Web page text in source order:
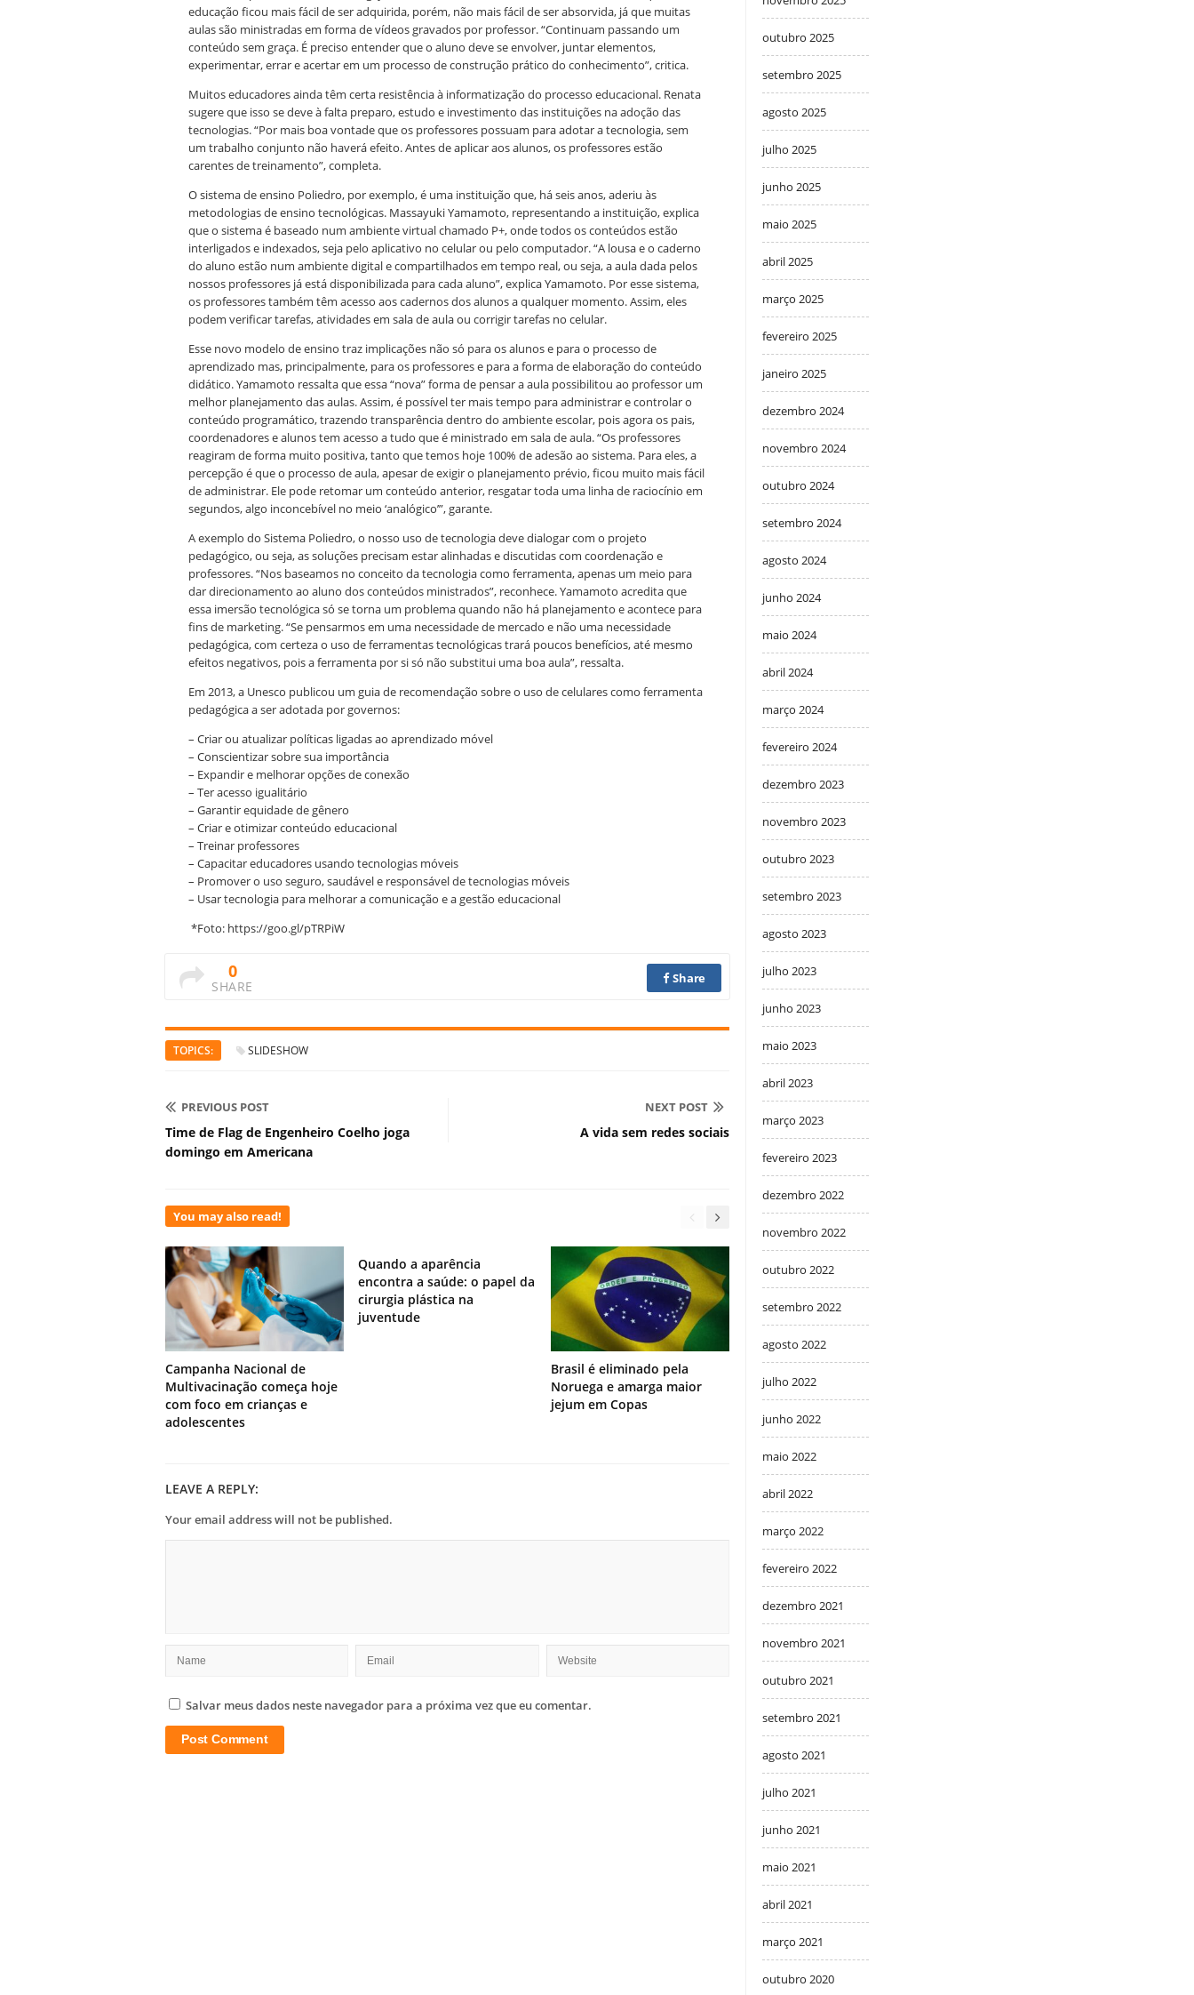
educação ficou mais fácil de ser adquirida, porém, não mais fácil de ser absorvida, já que muitas
aulas são ministradas em forma de vídeos gravados por professor. “Continuam passando um
conteúdo sem graça. É preciso entender que o aluno deve se envolver, juntar elementos,
experimentar, errar e acertar em um processo de construção prático do conhecimento”, critica.
Muitos educadores ainda têm certa resistência à informatização do processo educacional. Renata
sugere que isso se deve à falta preparo, estudo e investimento das instituições na adoção das
tecnologias. “Por mais boa vontade que os professores possuam para adotar a tecnologia, sem
um trabalho conjunto não haverá efeito. Antes de aplicar aos alunos, os professores estão
carentes de treinamento”, completa.
O sistema de ensino Poliedro, por exemplo, é uma instituição que, há seis anos, aderiu às
metodologias de ensino tecnológicas. Massayuki Yamamoto, representando a instituição, explica
que o sistema é baseado num ambiente virtual chamado P+, onde todos os conteúdos estão
interligados e indexados, seja pelo aplicativo no celular ou pelo computador. “A lousa e o caderno
do aluno estão num ambiente digital e compartilhados em tempo real, ou seja, a aula dada pelos
nossos professores já está disponibilizada para cada aluno”, explica Yamamoto. Por esse sistema,
os professores também têm acesso aos cadernos dos alunos a qualquer momento. Assim, eles
podem verificar tarefas, atividades em sala de aula ou corrigir tarefas no celular.
Esse novo modelo de ensino traz implicações não só para os alunos e para o processo de
aprendizado mas, principalmente, para os professores e para a forma de elaboração do conteúdo
didático. Yamamoto ressalta que essa “nova” forma de pensar a aula possibilitou ao professor um
melhor planejamento das aulas. Assim, é possível ter mais tempo para administrar e controlar o
conteúdo programático, trazendo transparência dentro do ambiente escolar, pois agora os pais,
coordenadores e alunos tem acesso a tudo que é ministrado em sala de aula. “Os professores
reagiram de forma muito positiva, tanto que temos hoje 100% de adesão ao sistema. Para eles, a
percepção é que o processo de aula, apesar de exigir o planejamento prévio, ficou muito mais fácil
de administrar. Ele pode retomar um conteúdo anterior, resgatar toda uma linha de raciocínio em
segundos, algo inconcebível no meio ‘analógico’”, garante.
A exemplo do Sistema Poliedro, o nosso uso de tecnologia deve dialogar com o projeto
pedagógico, ou seja, as soluções precisam estar alinhadas e discutidas com coordenação e
professores. “Nos baseamos no conceito da tecnologia como ferramenta, apenas um meio para
dar direcionamento ao aluno dos conteúdos ministrados”, reconhece. Yamamoto acredita que
essa imersão tecnológica só se torna um problema quando não há planejamento e acontece para
fins de marketing. “Se pensarmos em uma necessidade de mercado e não uma necessidade
pedagógica, com certeza o uso de ferramentas tecnológicas trará poucos benefícios, até mesmo
efeitos negativos, pois a ferramenta por si só não substitui uma boa aula”, ressalta.
Em 2013, a Unesco publicou um guia de recomendação sobre o uso de celulares como ferramenta
pedagógica a ser adotada por governos:
– Criar ou atualizar políticas ligadas ao aprendizado móvel
– Conscientizar sobre sua importância
– Expandir e melhorar opções de conexão
– Ter acesso igualitário
– Garantir equidade de gênero
– Criar e otimizar conteúdo educacional
– Treinar professores
– Capacitar educadores usando tecnologias móveis
– Promover o uso seguro, saudável e responsável de tecnologias móveis
– Usar tecnologia para melhorar a comunicação e a gestão educacional
*Foto: https://goo.gl/pTRPiW
0
SHARE
Share
TOPICS: SLIDESHOW
PREVIOUS POST
Time de Flag de Engenheiro Coelho joga
domingo em Americana
NEXT POST
A vida sem redes sociais
You may also read!
Campanha Nacional de
Multivacinação começa hoje
com foco em crianças e
adolescentes
Quando a aparência
encontra a saúde: o papel da
cirurgia plástica na
juventude
Brasil é eliminado pela
Noruega e amarga maior
jejum em Copas
LEAVE A REPLY:
Your email address will not be published.
Salvar meus dados neste navegador para a próxima vez que eu comentar.
outubro 2025
setembro 2025
agosto 2025
julho 2025
junho 2025
maio 2025
abril 2025
março 2025
fevereiro 2025
janeiro 2025
dezembro 2024
novembro 2024
outubro 2024
setembro 2024
agosto 2024
junho 2024
maio 2024
abril 2024
março 2024
fevereiro 2024
dezembro 2023
novembro 2023
outubro 2023
setembro 2023
agosto 2023
julho 2023
junho 2023
maio 2023
abril 2023
março 2023
fevereiro 2023
dezembro 2022
novembro 2022
outubro 2022
setembro 2022
agosto 2022
julho 2022
junho 2022
maio 2022
abril 2022
março 2022
fevereiro 2022
dezembro 2021
novembro 2021
outubro 2021
setembro 2021
agosto 2021
julho 2021
junho 2021
maio 2021
abril 2021
março 2021
outubro 2020